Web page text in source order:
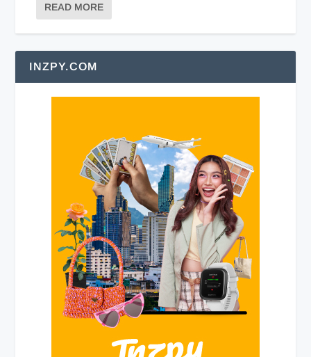
READ MORE
INZPY.COM